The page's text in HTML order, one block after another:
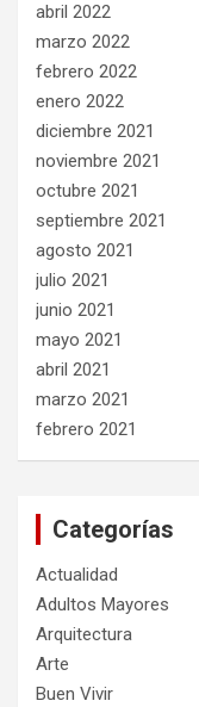
abril 2022
marzo 2022
febrero 2022
enero 2022
diciembre 2021
noviembre 2021
octubre 2021
septiembre 2021
agosto 2021
julio 2021
junio 2021
mayo 2021
abril 2021
marzo 2021
febrero 2021
Categorías
Actualidad
Adultos Mayores
Arquitectura
Arte
Buen Vivir